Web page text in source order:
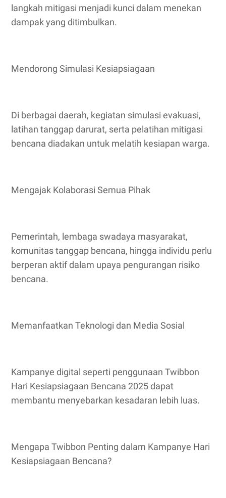
langkah mitigasi menjadi kunci dalam menekan
dampak yang ditimbulkan.
Mendorong Simulasi Kesiapsiagaan
Di berbagai daerah, kegiatan simulasi evakuasi,
latihan tanggap darurat, serta pelatihan mitigasi
bencana diadakan untuk melatih kesiapan warga.
Mengajak Kolaborasi Semua Pihak
Pemerintah, lembaga swadaya masyarakat,
komunitas tanggap bencana, hingga individu perlu
berperan aktif dalam upaya pengurangan risiko
bencana.
Memanfaatkan Teknologi dan Media Sosial
Kampanye digital seperti penggunaan Twibbon
Hari Kesiapsiagaan Bencana 2025 dapat
membantu menyebarkan kesadaran lebih luas.
Mengapa Twibbon Penting dalam Kampanye Hari
Kesiapsiagaan Bencana?